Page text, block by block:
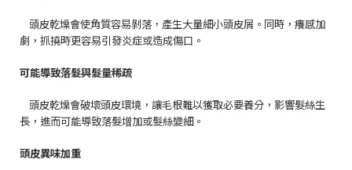
頭皮乾燥會使角質容易剝落，產生大量細小頭皮屑。同時，癢感加
劇，抓撓時更容易引發炎症或造成傷口。
可能導致落髮與髮量稀疏
頭皮乾燥會破壞頭皮環境，讓毛根難以獲取必要養分，影響髮絲生
長，進而可能導致落髮增加或髮絲變細。
頭皮異味加重